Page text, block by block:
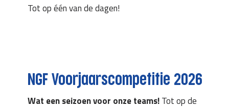
Tot op één van de dagen!
NGF Voorjaarscompetitie 2026
Wat een seizoen voor onze teams!Tot op de